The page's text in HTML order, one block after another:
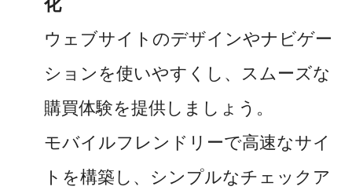
化
ウェブサイトのデザインやナビゲー
ションを使いやすくし、スムーズな
購買体験を提供しましょう。
モバイルフレンドリーで高速なサイ
トを構築し、シンプルなチェックア